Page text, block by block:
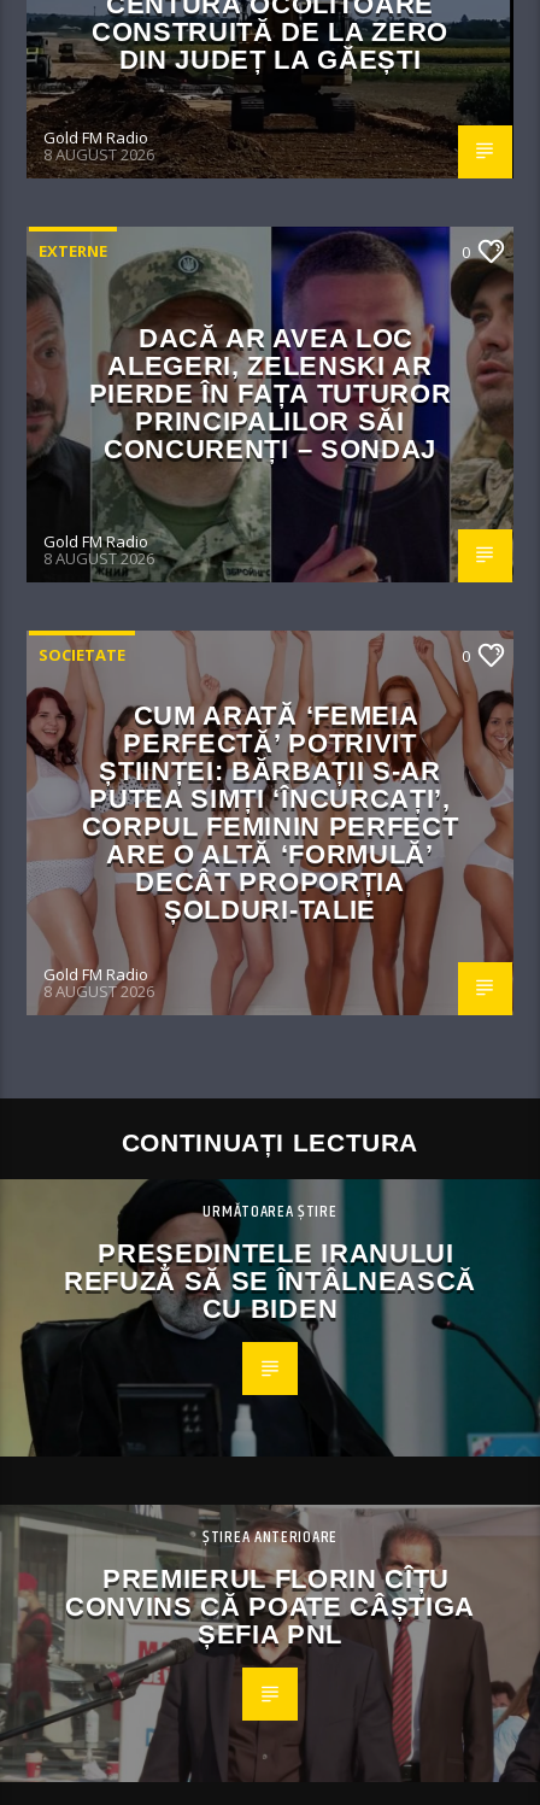
CONSTRUITĂ DE LA ZERO
DIN JUDEȚ LA GĂEȘTI
Gold FM Radio
8 AUGUST 2026
EXTERNE 0
DACĂ AR AVEA LOC
ALEGERI, ZELENSKI AR
PIERDE ÎN FAȚA TUTUROR
PRINCIPALILOR SĂI
CONCURENȚI – SONDAJ
Gold FM Radio
8 AUGUST 2026
SOCIETATE 0
CUM ARATĂ ‘FEMEIA
PERFECTĂ’ POTRIVIT
ȘTIINȚEI: BĂRBAȚII S-AR
PUTEA SIMȚI ‘ÎNCURCAȚI’,
CORPUL FEMININ PERFECT
ARE O ALTĂ ‘FORMULĂ’
DECÂT PROPORȚIA
ȘOLDURI-TALIE
Gold FM Radio
8 AUGUST 2026
CONTINUAȚI LECTURA
URMĂTOAREA ȘTIRE
PREȘEDINTELE IRANULUI
REFUZĂ SĂ SE ÎNTÂLNEASCĂ
CU BIDEN
ȘTIREA ANTERIOARE
PREMIERUL FLORIN CÎȚU
CONVINS CĂ POATE CÂȘTIGA
ȘEFIA PNL